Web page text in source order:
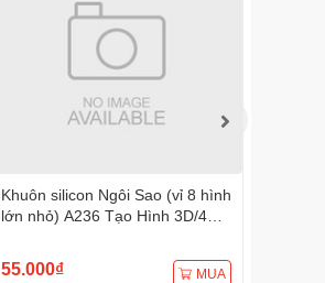
Khuôn silicon Ngôi Sao (vỉ 8 hình
lớn nhỏ) A236 Tạo Hình 3D/4D
55.000₫ MUA